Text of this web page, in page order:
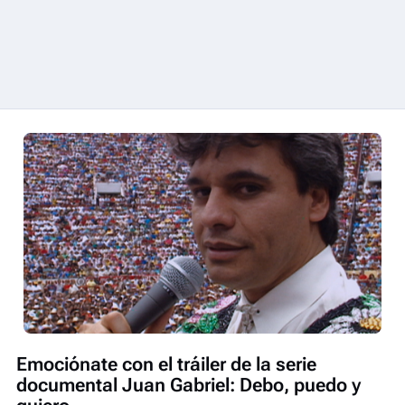
Emociónate con el tráiler de la serie
documental Juan Gabriel: Debo, puedo y